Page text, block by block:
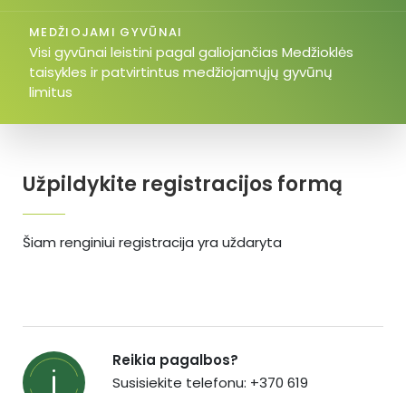
Užpildykite registracijos formą
Šiam renginiui registracija yra uždaryta
MEDŽIOJAMI GYVŪNAI
Visi gyvūnai leistini pagal galiojančias Medžioklės
taisykles ir patvirtintus medžiojamųjų gyvūnų
limitus
Reikia pagalbos?
Susisiekite telefonu: +370 619